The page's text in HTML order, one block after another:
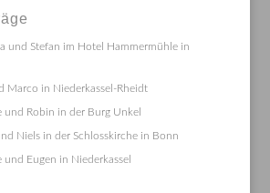
und Stefan im Hotel Hammermühle in
Marco in Niederkassel-Rheidt
und Robin in der Burg Unkel
Niels in der Schlosskirche in Bonn
Eugen in Niederkassel